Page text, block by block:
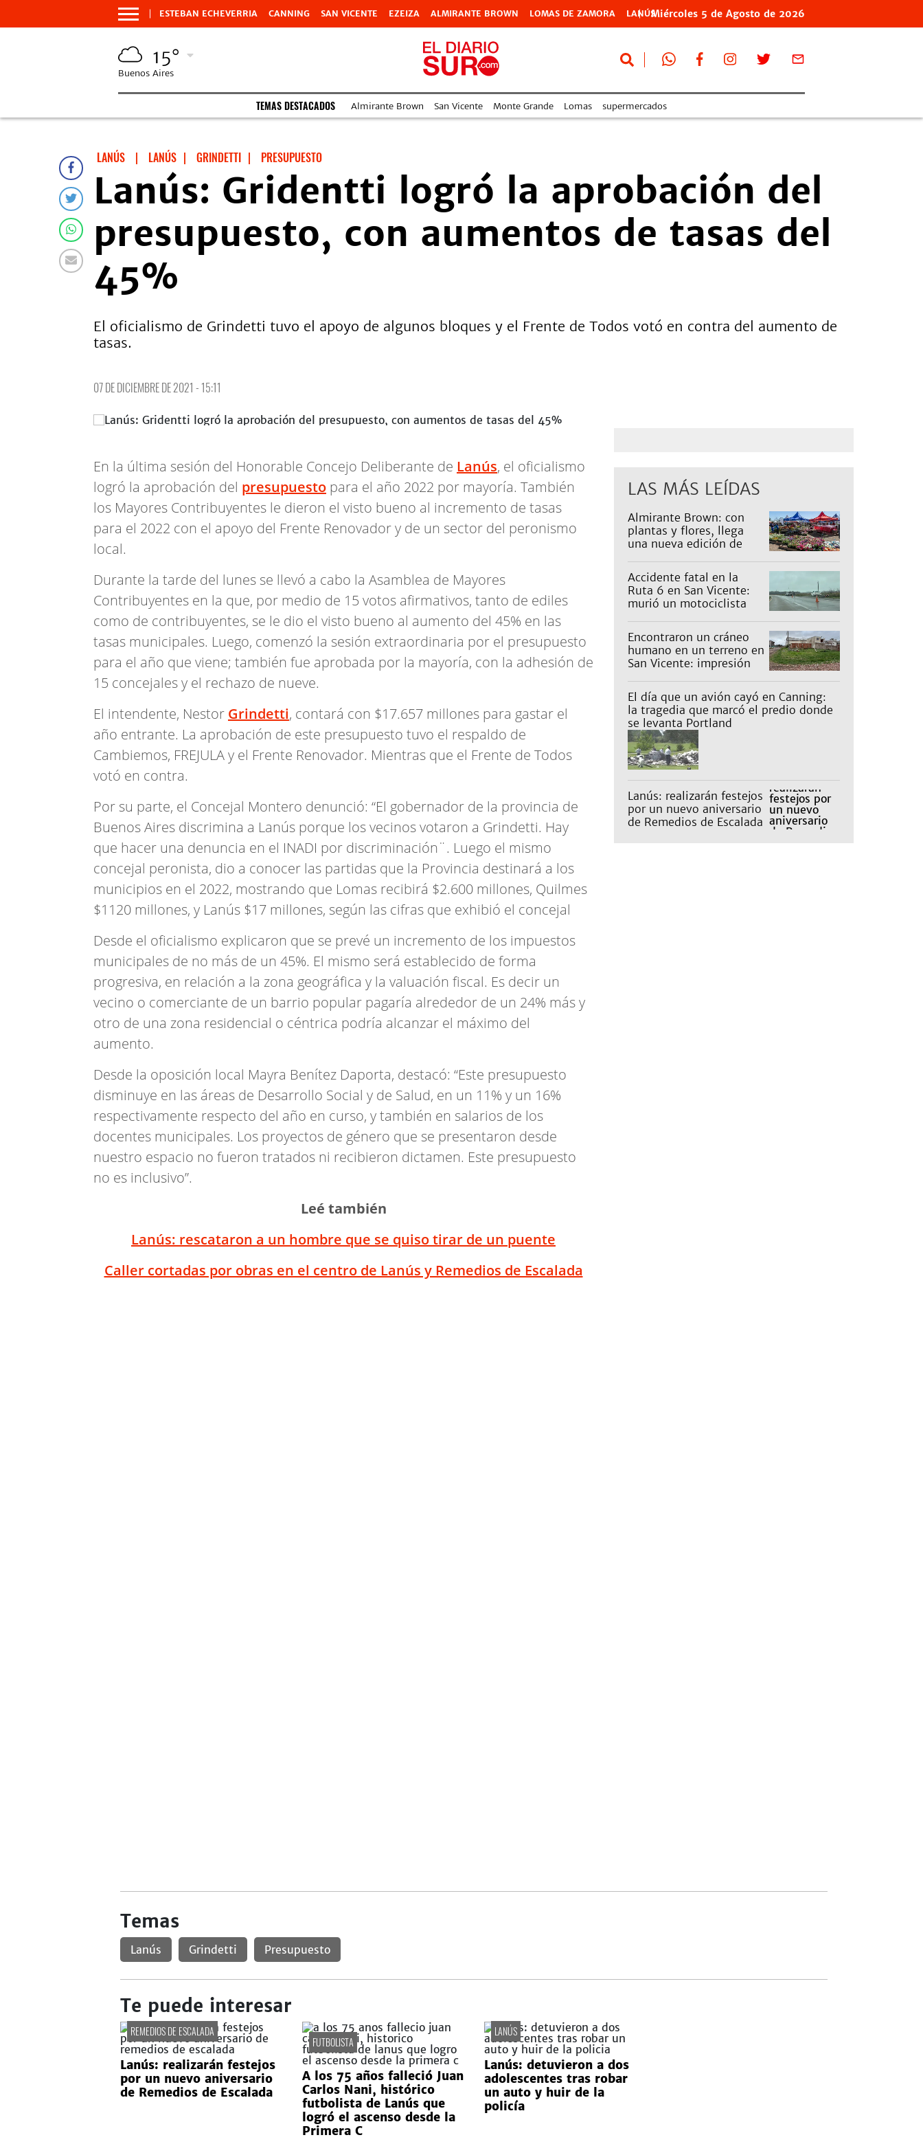
ESTEBAN ECHEVERRIA CANNING SAN VICENTE EZEIZA ALMIRANTE BROWN LOMAS DE ZAMORA LANÚSMiércoles 5 de Agosto de 2026
15°
Buenos Aires
TEMAS DESTACADOS Almirante Brown San Vicente Monte Grande Lomas supermercados
LANÚS | LANÚS | GRINDETTI | PRESUPUESTO
Lanús: Gridentti logró la aprobación del
presupuesto, con aumentos de tasas del
45%
El oficialismo de Grindetti tuvo el apoyo de algunos bloques y el Frente de Todos votó en contra del aumento de
tasas.
07 DE DICIEMBRE DE 2021 - 15:11
En la última sesión del Honorable Concejo Deliberante de Lanús, el oficialismo
logró la aprobación del presupuesto para el año 2022 por mayoría. También
los Mayores Contribuyentes le dieron el visto bueno al incremento de tasas
para el 2022 con el apoyo del Frente Renovador y de un sector del peronismo
local.
Durante la tarde del lunes se llevó a cabo la Asamblea de Mayores
Contribuyentes en la que, por medio de 15 votos afirmativos, tanto de ediles
como de contribuyentes, se le dio el visto bueno al aumento del 45% en las
tasas municipales. Luego, comenzó la sesión extraordinaria por el presupuesto
para el año que viene; también fue aprobada por la mayoría, con la adhesión de
15 concejales y el rechazo de nueve.
El intendente, Nestor Grindetti, contará con $17.657 millones para gastar el
año entrante. La aprobación de este presupuesto tuvo el respaldo de
Cambiemos, FREJULA y el Frente Renovador. Mientras que el Frente de Todos
votó en contra.
Por su parte, el Concejal Montero denunció: “El gobernador de la provincia de
Buenos Aires discrimina a Lanús porque los vecinos votaron a Grindetti. Hay
que hacer una denuncia en el INADI por discriminación¨. Luego el mismo
concejal peronista, dio a conocer las partidas que la Provincia destinará a los
municipios en el 2022, mostrando que Lomas recibirá $2.600 millones, Quilmes
$1120 millones, y Lanús $17 millones, según las cifras que exhibió el concejal
Desde el oficialismo explicaron que se prevé un incremento de los impuestos
municipales de no más de un 45%. El mismo será establecido de forma
progresiva, en relación a la zona geográfica y la valuación fiscal. Es decir un
vecino o comerciante de un barrio popular pagaría alrededor de un 24% más y
otro de una zona residencial o céntrica podría alcanzar el máximo del
aumento.
Desde la oposición local Mayra Benítez Daporta, destacó: “Este presupuesto
disminuye en las áreas de Desarrollo Social y de Salud, en un 11% y un 16%
respectivamente respecto del año en curso, y también en salarios de los
docentes municipales. Los proyectos de género que se presentaron desde
nuestro espacio no fueron tratados ni recibieron dictamen. Este presupuesto
no es inclusivo”.
Leé también
Lanús: rescataron a un hombre que se quiso tirar de un puente
Caller cortadas por obras en el centro de Lanús y Remedios de Escalada
LAS MÁS LEÍDAS
Almirante Brown: con
plantas y flores, llega
una nueva edición de
Accidente fatal en la
Ruta 6 en San Vicente:
murió un motociclista
Encontraron un cráneo
humano en un terreno en
San Vicente: impresión
El día que un avión cayó en Canning:
la tragedia que marcó el predio donde hoy
se levanta Portland
Lanús: realizarán festejos
por un nuevo aniversario
de Remedios de Escalada
Temas
Lanús Grindetti Presupuesto
Te puede interesar
REMEDIOS DE ESCALADA
Lanús: realizarán festejos
por un nuevo aniversario
de Remedios de Escalada
FUTBOLISTA
A los 75 años falleció Juan
Carlos Nani, histórico
futbolista de Lanús que
logró el ascenso desde la
Primera C
LANÚS
Lanús: detuvieron a dos
adolescentes tras robar
un auto y huir de la
policía